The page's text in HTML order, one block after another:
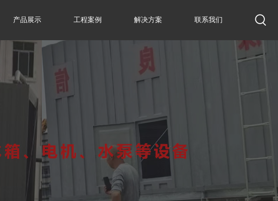
产品展示 工程案例 解决方案
解决方案
联系我们